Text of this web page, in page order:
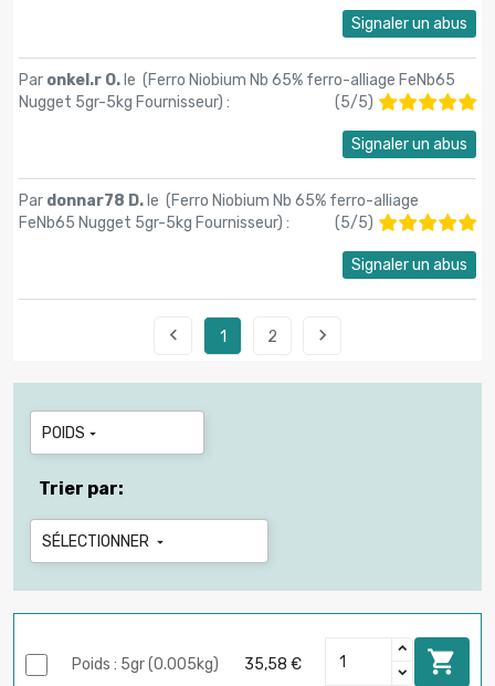
Signaler un abus
Par onkel.r O. le (Ferro Niobium Nb 65% ferro-alliage FeNb65
Nugget 5gr-5kg Fournisseur) : (5/5)
Signaler un abus
Par donnar78 D. le (Ferro Niobium Nb 65% ferro-alliage
FeNb65 Nugget 5gr-5kg Fournisseur) : (5/5)
Signaler un abus
 1 2 
POIDS 
Trier par:
SÉLECTIONNER 
Poids : 5gr (0.005kg) 35,58 € 